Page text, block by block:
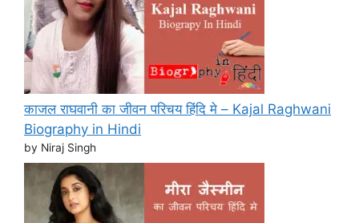
काजल राघवानी का जीवन परिचय हिंदि मे – Kajal Raghwani
Biography in Hindi
by Niraj Singh